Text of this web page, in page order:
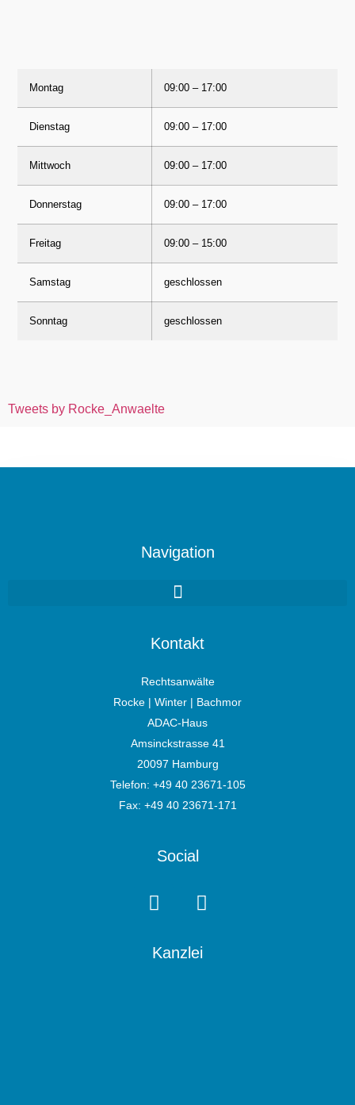
Montag 09:00 – 17:00
Dienstag 09:00 – 17:00
Mittwoch 09:00 – 17:00
Donnerstag 09:00 – 17:00
Freitag 09:00 – 15:00
Samstag geschlossen
Sonntag geschlossen
Tweets by Rocke_Anwaelte
Navigation
Kontakt
Rechtsanwälte
Rocke | Winter | Bachmor
ADAC-Haus
Amsinckstrasse 41
20097 Hamburg
Telefon: +49 40 23671-105
Fax: +49 40 23671-171
Social
Kanzlei